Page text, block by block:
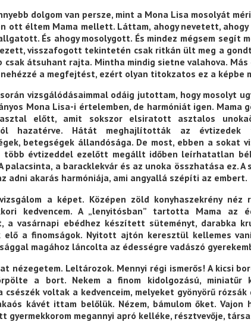
dolgom van persze, mint a Mona Lisa mosolyát
ott éltem Mama mellett. Láttam, ahogy nevetett,
És ahogy mosolygott. És mindez mégsem segít
visszafogott tekintetén csak ritkán ült meg a
csak átsuhant rajta. Mintha mindig sietne valahova. Más
a megfejtést, ezért olyan titokzatos ez a képbe
vizsgálódásaimmal odáig jutottam, hogy mosolyt
Mona Lisa-i értelemben, de harmóniát igen. Mama
előtt, amit sokszor elsiratott asztalos
hazatérve. Hátát meghajlították az évtizedek
betegségek állandósága. De most, ebben a sokat
több évtizeddel ezelőtt megállt időben leírhatatlan
palacsinta, a baracklekvár és az unoka összhatása ez.
adni akarás harmóniája, ami angyallá szépíti az embert.
a képet. Középen zöld konyhaszekrény néz
kedvencem. A „lenyitósban” tartotta Mama az
a vasárnapi ebédhez készített süteményt, darabka
elő a finomságok. Nyitott ajtón keresztül kellemes
magához láncolta az édességre vadászó
nézegetem. Leltározok. Mennyi régi ismerős! A kicsi
a bort. Nekem a finom kidolgozású, miniatűr
csészék voltak a kedvenceim, melyeket gyönyörű
kávét ittam belőlük. Nézem, bámulom őket. Vajon
gyermekkorom megannyi apró kelléke, résztvevője,
Káplán Géza: Erotikai kalauz
Parvathy Baul: A
Bevezetés a
Rideg Zsófia)